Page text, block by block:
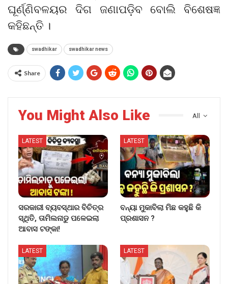
ଘୂର୍ଣ୍ଣିବଳୟର ଦିଗ ଜଣାପଡ଼ିବ ବୋଲି ବିଶେଷଜ୍ଞ
କହିଛନ୍ତି ।
swadhikar swadhikar news
Share
All
You Might Also Like
LATEST
ସରକାରୀ ବ୍ୟବସ୍ଥାର ବିଚିତ୍ର
ସ୍ଥିତି, ତାମିଲନାଡୁ ପଳେଇଲା
ଆବାସ ଟଙ୍କା!
LATEST
ବନ୍ୟା ମୁକାବିଲା ମିଛ କହୁଛି କି
ପ୍ରଶାସନ ?
LATEST LATEST